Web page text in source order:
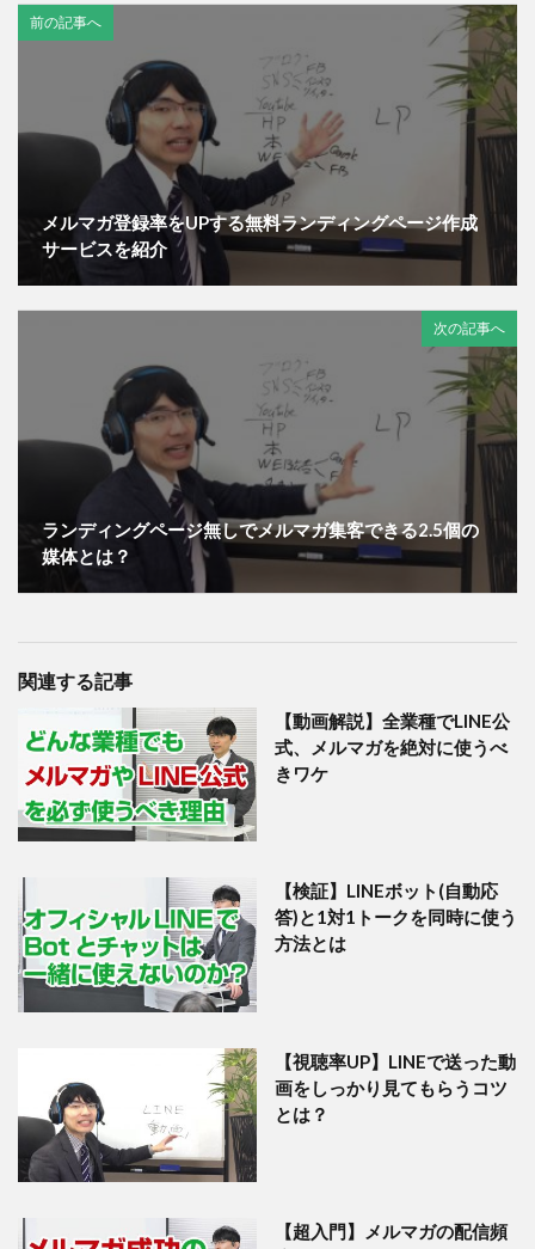
前の記事へ
メルマガ登録率をUPする無料ランディングページ作成
サービスを紹介
次の記事へ
ランディングページ無しでメルマガ集客できる2.5個の
媒体とは？
関連する記事
【動画解説】全業種でLINE公
式、メルマガを絶対に使うべ
きワケ
【検証】LINEボット(自動応
答)と1対1トークを同時に使う
方法とは
【視聴率UP】LINEで送った動
画をしっかり見てもらうコツ
とは？
【超入門】メルマガの配信頻